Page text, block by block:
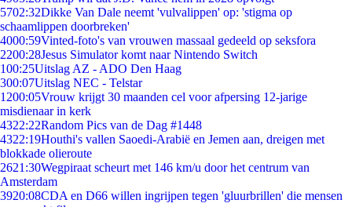
5702:32Dikke Van Dale neemt 'vulvalippen' op: 'stigma op
schaamlippen doorbreken'
4000:59Vinted-foto's van vrouwen massaal gedeeld op seksfora
2200:28Jesus Simulator komt naar Nintendo Switch
100:25Uitslag AZ - ADO Den Haag
300:07Uitslag NEC - Telstar
1200:05Vrouw krijgt 30 maanden cel voor afpersing 12-jarige
misdienaar in kerk
4322:22Random Pics van de Dag #1448
4322:19Houthi's vallen Saoedi-Arabië en Jemen aan, dreigen met
blokkade olieroute
2621:30Wegpiraat scheurt met 146 km/u door het centrum van
Amsterdam
3920:08CDA en D66 willen ingrijpen tegen 'gluurbrillen' die mensen